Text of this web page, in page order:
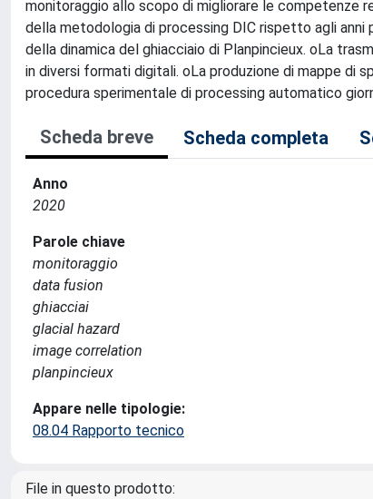
monitoraggio allo scopo di migliorare le competenze
della metodologia di processing DIC rispetto agli
della dinamica del ghiacciaio di Planpincieux. oLa
in diversi formati digitali. oLa produzione di mappe di
procedura sperimentale di processing automatico
Scheda breve Scheda completa
Anno
2020
Parole chiave
monitoraggio
data fusion
ghiacciai
glacial hazard
image correlation
planpincieux
Appare nelle tipologie:
08.04 Rapporto tecnico
File in questo prodotto: